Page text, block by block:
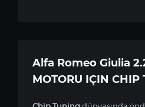
Alfa Romeo Giulia
MOTORU IÇIN CHIP